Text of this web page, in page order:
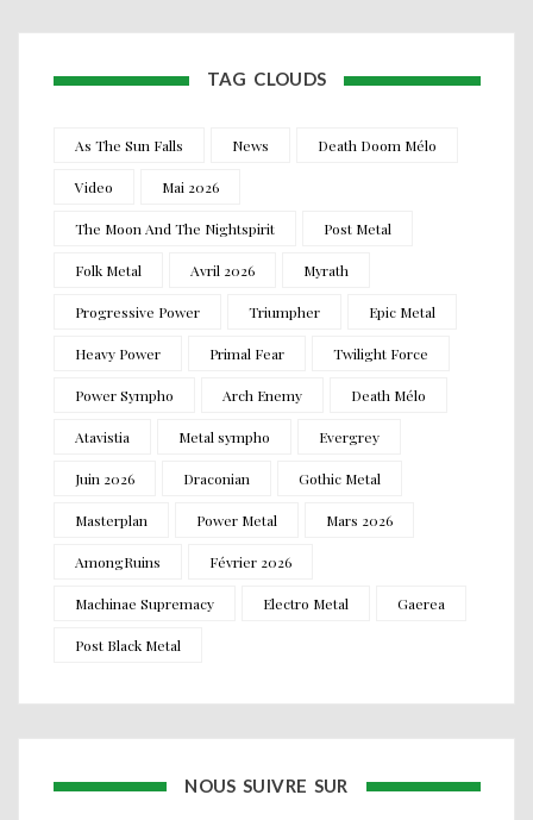
TAG CLOUDS
As The Sun Falls News Death Doom Mélo
Video Mai 2026
The Moon And The Nightspirit Post Metal
Folk Metal Avril 2026 Myrath
Progressive Power Triumpher Epic Metal
Heavy Power Primal Fear Twilight Force
Power Sympho Arch Enemy Death Mélo
Atavistia Metal sympho Evergrey
Juin 2026 Draconian Gothic Metal
Masterplan Power Metal Mars 2026
AmongRuins Février 2026
Machinae Supremacy Electro Metal Gaerea
Post Black Metal
NOUS SUIVRE SUR